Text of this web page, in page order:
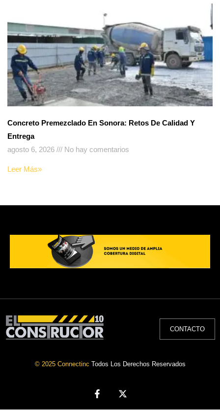
Concreto Premezclado En Sonora: Retos De Calidad Y
Entrega
agosto 6, 2026
No hay comentarios
Leer Más»
CONTACTO
© 2025 Connectinc Todos Los Derechos Reservados